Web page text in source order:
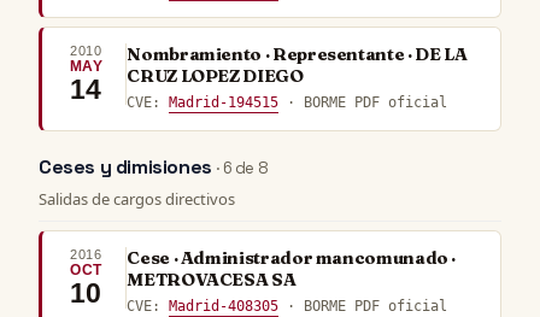
2010
MAY
14
Nombramiento · Representante · DE LA
CRUZ LOPEZ DIEGO
CVE: Madrid-194515 · BORME PDF oficial
Ceses y dimisiones · 6 de 8
Salidas de cargos directivos
2016
OCT
10
Cese · Administrador mancomunado ·
METROVACESA SA
CVE: Madrid-408305 · BORME PDF oficial